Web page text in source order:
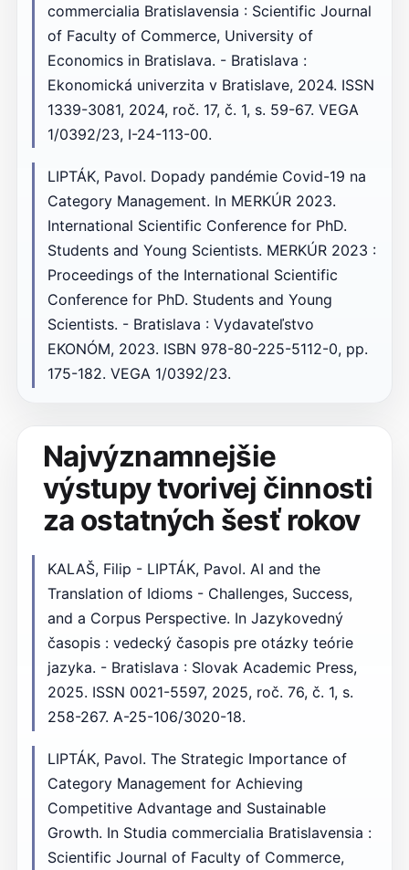
commercialia Bratislavensia : Scientific Journal
of Faculty of Commerce, University of
Economics in Bratislava. - Bratislava :
Ekonomická univerzita v Bratislave, 2024. ISSN
1339-3081, 2024, roč. 17, č. 1, s. 59-67. VEGA
1/0392/23, I-24-113-00.
LIPTÁK, Pavol. Dopady pandémie Covid-19 na
Category Management. In MERKÚR 2023.
International Scientific Conference for PhD.
Students and Young Scientists. MERKÚR 2023 :
Proceedings of the International Scientific
Conference for PhD. Students and Young
Scientists. - Bratislava : Vydavateľstvo
EKONÓM, 2023. ISBN 978-80-225-5112-0, pp.
175-182. VEGA 1/0392/23.
Najvýznamnejšie
výstupy tvorivej činnosti
za ostatných šesť rokov
KALAŠ, Filip - LIPTÁK, Pavol. AI and the
Translation of Idioms - Challenges, Success,
and a Corpus Perspective. In Jazykovedný
časopis : vedecký časopis pre otázky teórie
jazyka. - Bratislava : Slovak Academic Press,
2025. ISSN 0021-5597, 2025, roč. 76, č. 1, s.
258-267. A-25-106/3020-18.
LIPTÁK, Pavol. The Strategic Importance of
Category Management for Achieving
Competitive Advantage and Sustainable
Growth. In Studia commercialia Bratislavensia :
Scientific Journal of Faculty of Commerce,